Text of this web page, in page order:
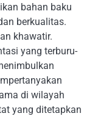
bahan baku
berkualitas.
khawatir.
yang terburu-
di wilayah
yang ditetapkan